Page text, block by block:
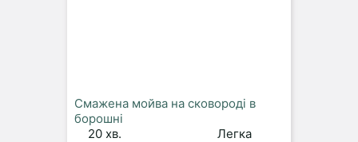
Смажена мойва на сковороді в
борошні
20 хв.
Легка